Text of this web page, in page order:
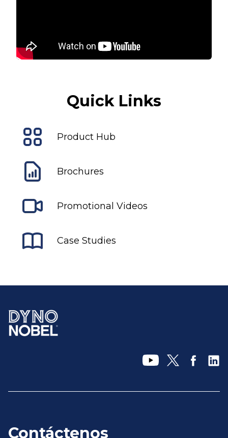
Quick Links
Product Hub
Brochures
Promotional Videos
Case Studies
Contáctenos